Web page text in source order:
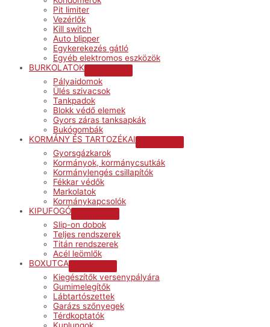
Pit limiter
Vezérlők
Kill switch
Auto blipper
Egykerekezés gátló
Egyéb elektromos eszközök
BURKOLATOK
Pályaidomok
Ülés szivacsok
Tankpadok
Blokk védő elemek
Gyors záras tanksapkák
Bukógombák
KORMÁNY ÉS TARTOZÉKAI
Gyorsgázkarok
Kormányok, kormánycsutkák
Kormánylengés csillapítók
Fékkar védők
Markolatok
Kormánykapcsolók
KIPUFOGÓ
Toggle
Slip-on dobok
Teljes rendszerek
Titán rendszerek
Acél leömlők
BOXUTCA
Toggle
Kiegészítők versenypályára
Gumimelegítők
Lábtartószettek
Garázs szőnyegek
Térdkoptatók
Kuplungok